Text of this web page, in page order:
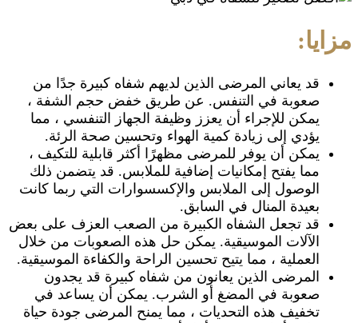
مزايا:
قد يعاني المرضى الذين لديهم شفاه كبيرة جدًا من
صعوبة في التنفس. عن طريق خفض حجم الشفة ،
يمكن للإجراء أن يعزز وظيفة الجهاز التنفسي ، مما
يؤدي إلى زيادة كمية الهواء وتحسين صحة الرئة.
يمكن أن يوفر للمرضى مظهرًا أكثر قابلية للتكيف ،
مما يفتح إمكانيات إضافية للملابس. قد يتضمن ذلك
الوصول إلى الملابس والإكسسوارات التي ربما كانت
بعيدة المنال في السابق.
قد تجعل الشفاه الكبيرة من الصعب العزف على بعض
الآلات الموسيقية. يمكن حل هذه الصعوبات من خلال
العملية ، مما يتيح تحسين الراحة والكفاءة الموسيقية.
المرضى الذين يعانون من شفاه كبيرة قد يجدون
صعوبة في المضغ أو الشرب. يمكن أن يساعد في
تخفيف هذه التحديات ، مما يمنح المرضى جودة حياة